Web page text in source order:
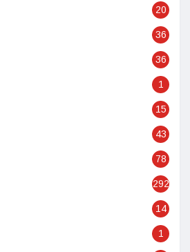
20
36
36
1
15
43
78
292
14
1